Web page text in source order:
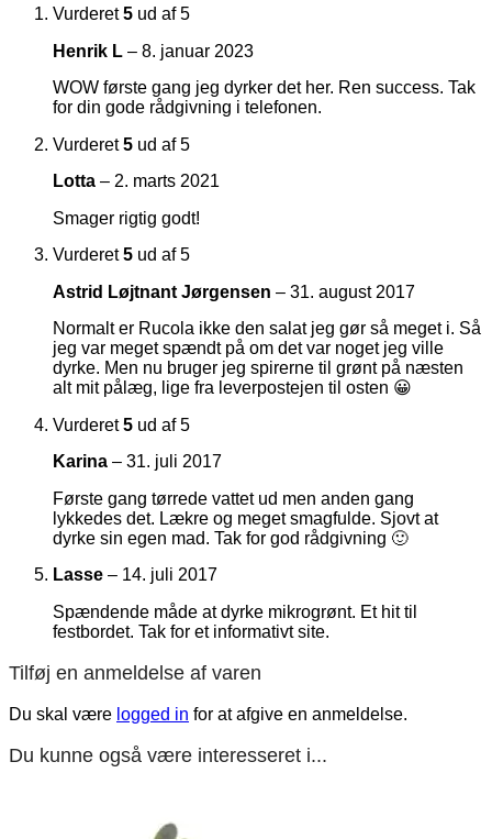
Vurderet5 ud af 5
Henrik L – 8. januar 2023
WOW første gang jeg dyrker det her. Ren success. Tak
for din gode rådgivning i telefonen.
Vurderet5 ud af 5
Lotta – 2. marts 2021
Smager rigtig godt!
Vurderet5 ud af 5
Astrid Løjtnant Jørgensen – 31. august 2017
Normalt er Rucola ikke den salat jeg gør så meget i. Så
jeg var meget spændt på om det var noget jeg ville
dyrke. Men nu bruger jeg spirerne til grønt på næsten
alt mit pålæg, lige fra leverpostejen til osten 😀
Vurderet5 ud af 5
Karina – 31. juli 2017
Første gang tørrede vattet ud men anden gang
lykkedes det. Lækre og meget smagfulde. Sjovt at
dyrke sin egen mad. Tak for god rådgivning 🙂
Lasse – 14. juli 2017
Spændende måde at dyrke mikrogrønt. Et hit til
festbordet. Tak for et informativt site.
Tilføj en anmeldelse af varen
Du skal være logged in for at afgive en anmeldelse.
Du kunne også være interesseret i...